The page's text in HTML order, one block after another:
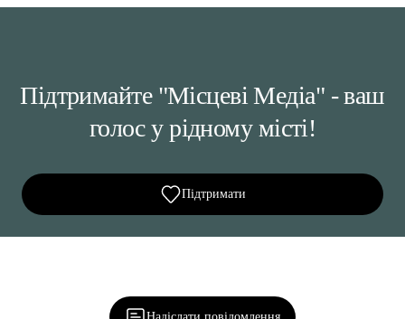
Підтримайте "Місцеві Медіа" - ваш
голос у рідному місті!
Підтримати